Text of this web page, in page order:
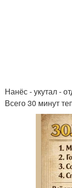
Нанёс - укутал -
Всего 30 минут